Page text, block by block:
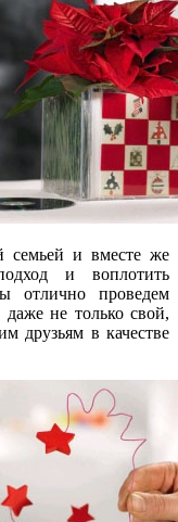
семьей и вместе же
и воплотить
отлично проведем
не только свой,
друзьям в качестве